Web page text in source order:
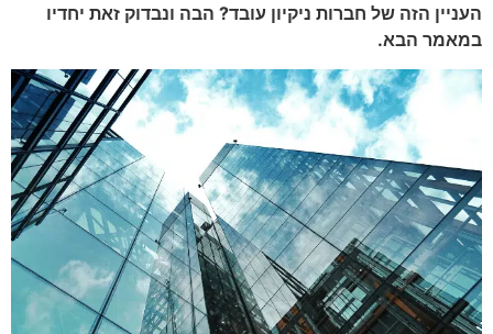
העניין הזה של חברות ניקיון עובד? הבה ונבדוק זאת יחדיו
במאמר הבא.